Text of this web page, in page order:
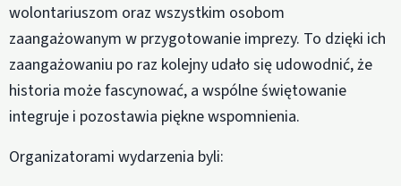
wolontariuszom oraz wszystkim osobom
zaangażowanym w przygotowanie imprezy. To dzięki ich
zaangażowaniu po raz kolejny udało się udowodnić, że
historia może fascynować, a wspólne świętowanie
integruje i pozostawia piękne wspomnienia.
Organizatorami wydarzenia byli: